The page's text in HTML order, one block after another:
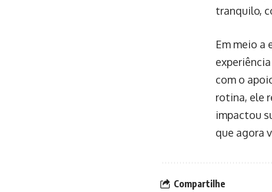
tranquilo,
Em meio a
com o
rotina, ele
impactou
que agora
Compartilhe